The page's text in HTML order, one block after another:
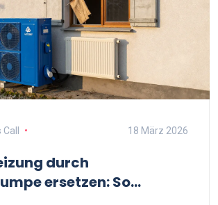
Call 18 März 2026
durch
ersetzen: So